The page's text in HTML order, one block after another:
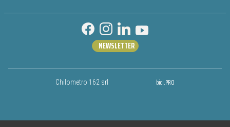
Chilometro 162 srl bici.PRO
NEWSLETTER